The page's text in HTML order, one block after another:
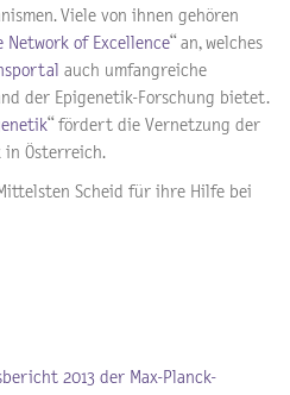
Viele von ihnen gehören
Network of Excellence“ an, welches
auch umfangreiche
der Epigenetik-Forschung bietet.
“ fördert die Vernetzung der
in Österreich.
Scheid für ihre Hilfe bei
2013 der Max-Planck-